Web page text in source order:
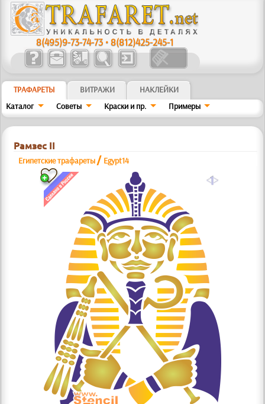
8(495)9-73-74-73 •8(812)425-245-1
ТРАФАРЕТЫ ВИТРАЖИ
НАКЛЕЙКИ
Каталог
Советы Краски и пр. Примеры
Рамзес II
Египетские трафареты / Egypt14
a